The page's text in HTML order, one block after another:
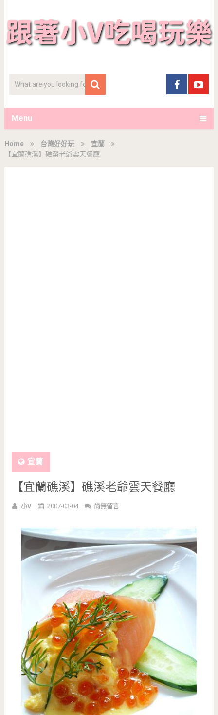
Menu
Home 台灣好好玩
宜蘭
【宜蘭礁溪】礁溪老爺雲天餐廳
宜蘭
【宜蘭礁溪】礁溪老爺雲天餐廳
小V 2007-03-04 尚無留言